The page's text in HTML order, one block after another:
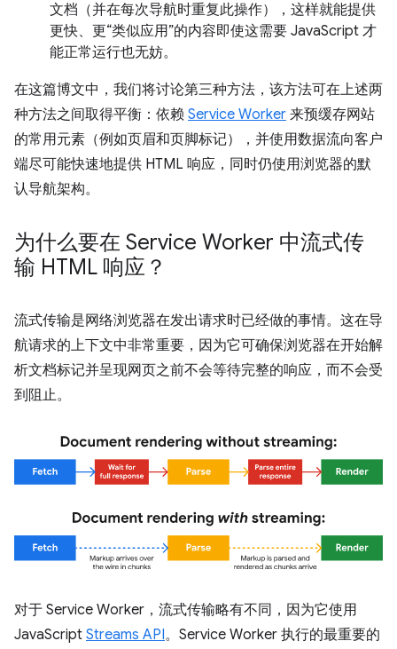
文档（并在每次导航时重复此操作），这样就能提供
更快、更“类似应用”的内容即使这需要 JavaScript 才
能正常运行也无妨。
在这篇博文中，我们将讨论第三种方法，该方法可在上述两
种方法之间取得平衡：依赖 Service Worker 来预缓存网站
的常用元素（例如页眉和页脚标记），并使用数据流向客户
端尽可能快速地提供 HTML 响应，同时仍使用浏览器的默
认导航架构。
为什么要在 Service Worker 中流式传
输 HTML 响应？
流式传输是网络浏览器在发出请求时已经做的事情。这在导
航请求的上下文中非常重要，因为它可确保浏览器在开始解
析文档标记并呈现网页之前不会等待完整的响应，而不会受
到阻止。
对于 Service Worker，流式传输略有不同，因为它使用
JavaScript Streams API。Service Worker 执行的最重要的